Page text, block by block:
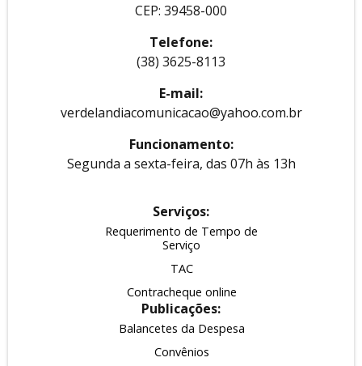
CEP: 39458-000
Telefone:
(38) 3625-8113
E-mail:
verdelandiacomunicacao@yahoo.com.br
Funcionamento:
Segunda a sexta-feira, das 07h às 13h
Serviços:
Requerimento de Tempo de
Serviço
TAC
Contracheque online
Publicações:
Balancetes da Despesa
Convênios